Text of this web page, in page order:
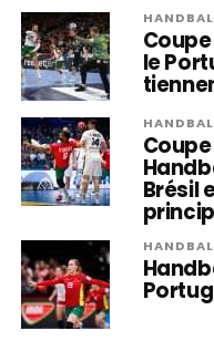
le
Brésil